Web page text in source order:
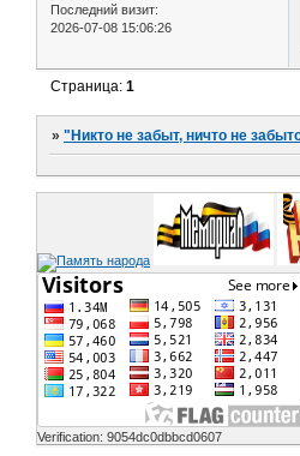
Последний визит:
2026-07-08 15:06:26
Страница:1
»"Никто не забыт, ничто не
Verification: 9054dc0dbbcd0607